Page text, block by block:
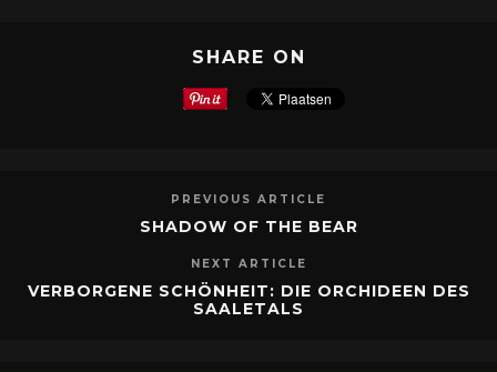
SHARE ON
PREVIOUS ARTICLE
SHADOW OF THE BEAR
NEXT ARTICLE
VERBORGENE SCHÖNHEIT: DIE ORCHIDEEN DES
SAALETALS